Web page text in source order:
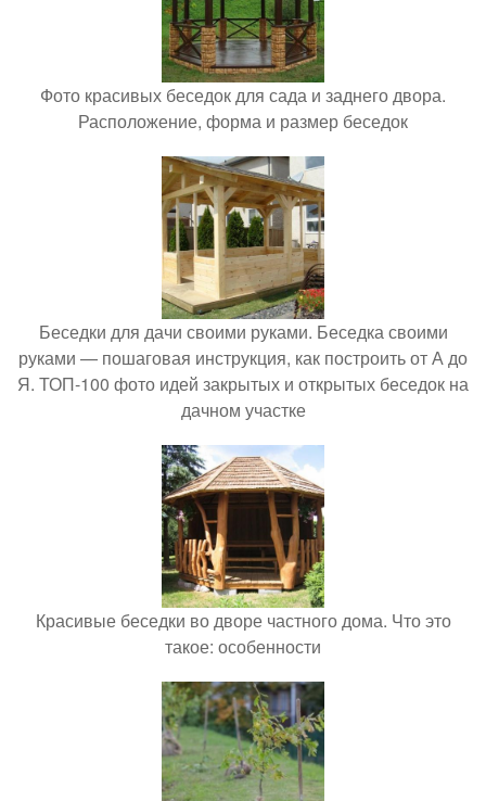
Фото красивых беседок для сада и заднего двора.
Расположение, форма и размер беседок
Беседки для дачи своими руками. Беседка своими
руками — пошаговая инструкция, как построить от А до
Я. ТОП-100 фото идей закрытых и открытых беседок на
дачном участке
Красивые беседки во дворе частного дома. Что это
такое: особенности